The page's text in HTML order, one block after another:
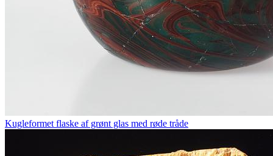
Kugleformet flaske af grønt glas med røde tråde